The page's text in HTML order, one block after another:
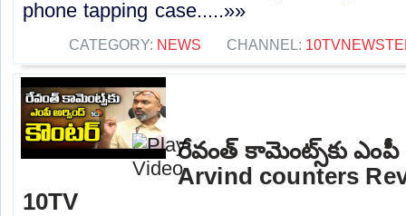
phone tapping case.....»»
CATEGORY: NEWS CHANNEL:
రేవంత్ కామెంట్స్‌కు ఎంపీ
Arvind counters
10TV